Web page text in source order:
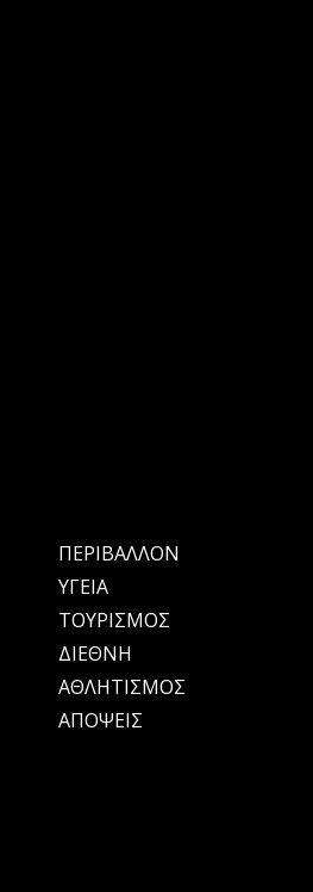
ΠΕΡΙΒΑΛΛΟΝ
ΥΓΕΙΑ
ΤΟΥΡΙΣΜΟΣ
ΔΙΕΘΝΗ
ΑΘΛΗΤΙΣΜΟΣ
ΑΠΟΨΕΙΣ